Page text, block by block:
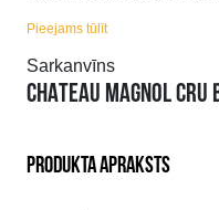
Pieejams tūlīt
Sarkanvīns
CHATEAU MAGNOL CRU
PRODUKTA APRAKSTS